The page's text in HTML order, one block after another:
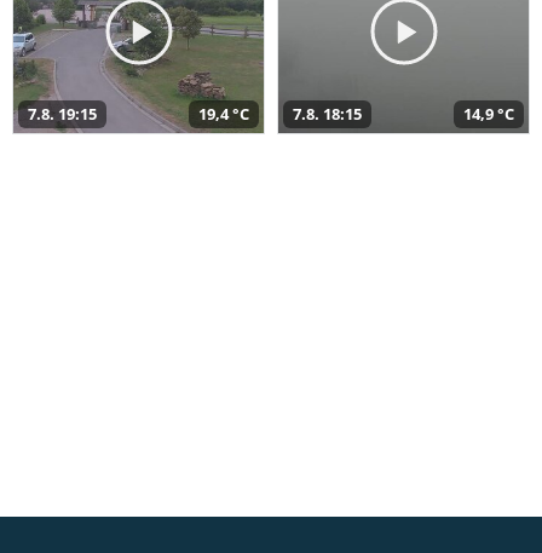
7.8. 19:15 19,4 °C 7.8. 18:15 14,9 °C